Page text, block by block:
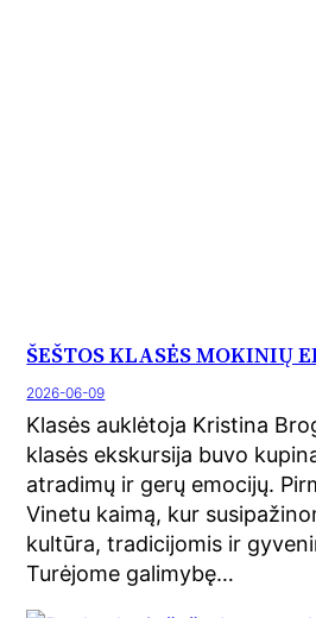
ŠEŠTOS KLASĖS MOKINIŲ
2026-06-09
Klasės auklėtoja Kristina
klasės ekskursija buvo
atradimų ir gerų emocijų.
Vinetu kaimą, kur
kultūra, tradicijomis ir
Turėjome galimybę…